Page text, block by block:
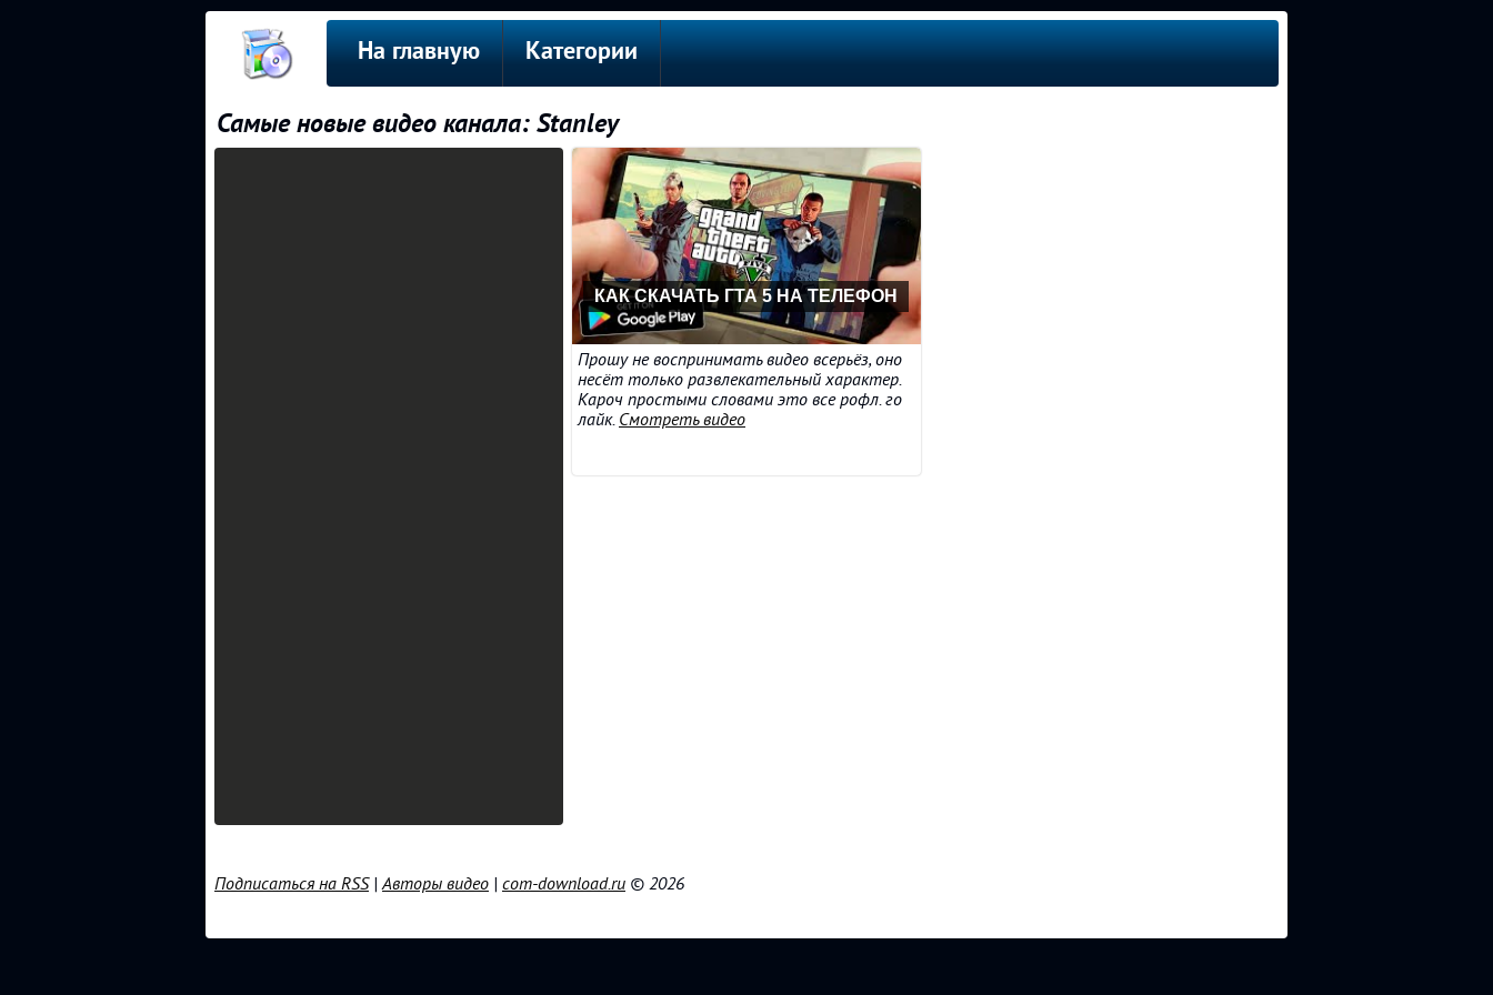
На главную Категории
Самые новые видео канала: Stanley
КАК СКАЧАТЬ ГТА 5 НА ТЕЛЕФОН
Прошу не воспринимать видео всерьёз, оно
несёт только развлекательный характер.
Кароч простыми словами это все рофл. го
лайк. Смотреть видео
Подписаться на RSS|Авторы видео | com-download.ru © 2026